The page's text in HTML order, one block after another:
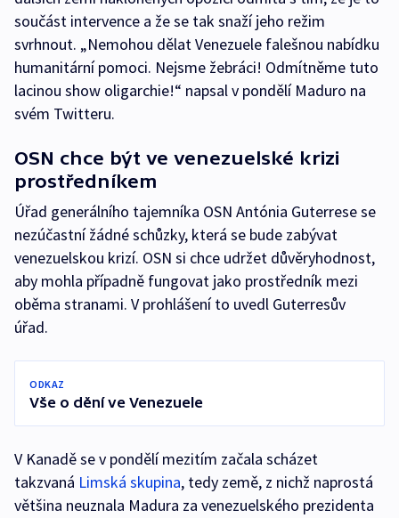
součást intervence a že se tak snaží jeho režim
svrhnout. „Nemohou dělat Venezuele falešnou nabídku
humanitární pomoci. Nejsme žebráci! Odmítněme tuto
lacinou show oligarchie!“ napsal v pondělí Maduro na
svém Twitteru.
OSN chce být ve venezuelské krizi
prostředníkem
Úřad generálního tajemníka OSN Antónia Guterrese se
nezúčastní žádné schůzky, která se bude zabývat
venezuelskou krizí. OSN si chce udržet důvěryhodnost,
aby mohla případně fungovat jako prostředník mezi
oběma stranami. V prohlášení to uvedl Guterresův
úřad.
ODKAZ
Vše o dění ve Venezuele
V Kanadě se v pondělí mezitím začala scházet
takzvaná Limská skupina, tedy země, z nichž naprostá
většina neuznala Madura za venezuelského prezidenta